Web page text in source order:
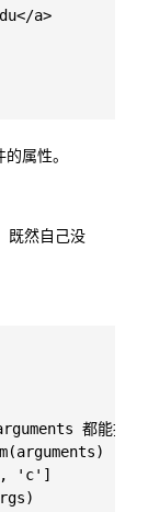
a>
属性。
既然自己没
都能接收
'c']